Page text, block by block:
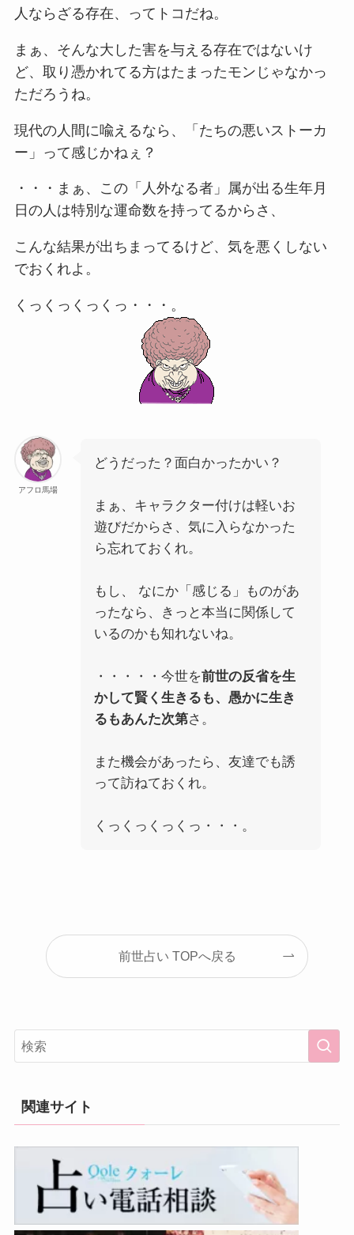
人ならざる存在、ってトコだね。
まぁ、そんな大した害を与える存在ではないけ
ど、取り憑かれてる方はたまったモンじゃなかっ
ただろうね。
現代の人間に喩えるなら、「たちの悪いストーカ
ー」って感じかねぇ？
・・・まぁ、この「人外なる者」属が出る生年月
日の人は特別な運命数を持ってるからさ、
こんな結果が出ちまってるけど、気を悪くしない
でおくれよ。
くっくっくっくっ・・・。
アフロ馬場
どうだった？面白かったかい？
まぁ、キャラクター付けは軽いお
遊びだからさ、気に入らなかった
ら忘れておくれ。
もし、 なにか「感じる」ものがあ
ったなら、きっと本当に関係して
いるのかも知れないね。
・・・・・今世を前世の反省を生
かして賢く生きるも、愚かに生き
るもあんた次第さ。
また機会があったら、友達でも誘
って訪ねておくれ。
くっくっくっくっ・・・。
前世占い TOPへ戻る
関連サイト